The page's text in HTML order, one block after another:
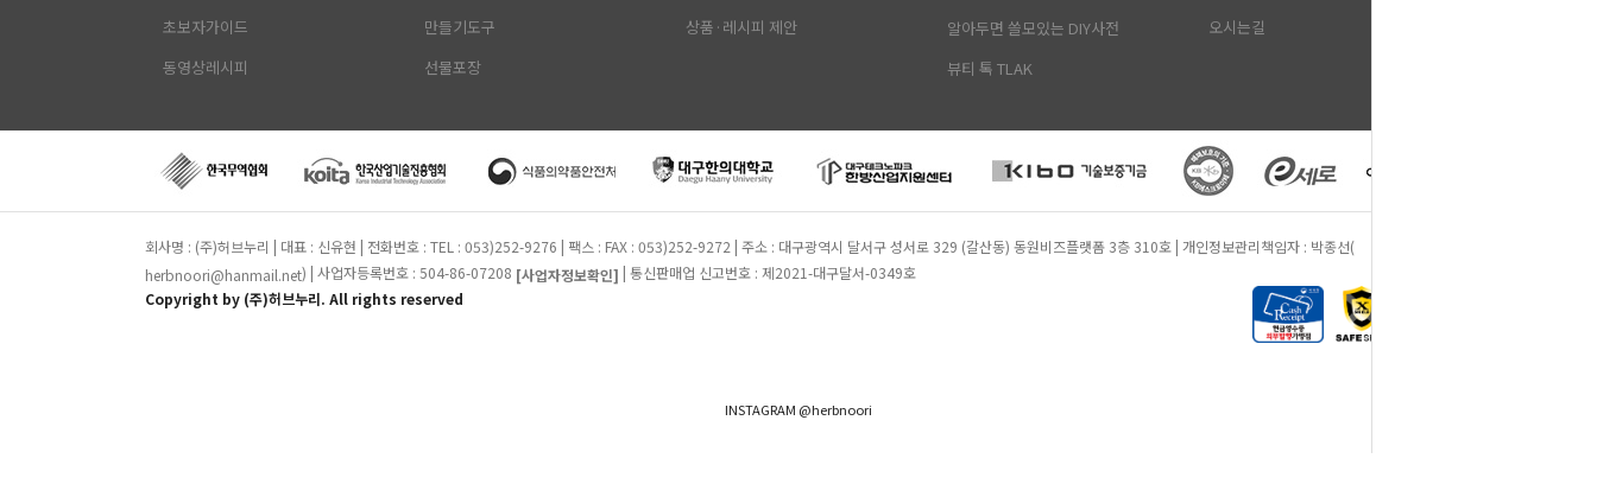
초보자가이드
동영상레시피
만들기도구
선물포장
상품·레시피 제안
알아두면 쓸모있는 DIY사전
뷰티 톡 TLAK
오시는길
회사명 : (주)허브누리 | 대표 : 신유현 | 전화번호 : TEL : 053)252-9276 | 팩스 : FAX : 053)252-9272 | 주소 : 대구광역시 달서구 성서로 329 (갈산동) 동원비즈플랫폼 3층 310호 | 개인정보관리책임자 : 박종선(
herbnoori@hanmail.net) | 사업자등록번호 : 504-86-07208 [사업자정보확인] | 통신판매업 신고번호 : 제2021-대구달서-0349호
Copyright by (주)허브누리. All rights reserved
INSTAGRAM @herbnoori